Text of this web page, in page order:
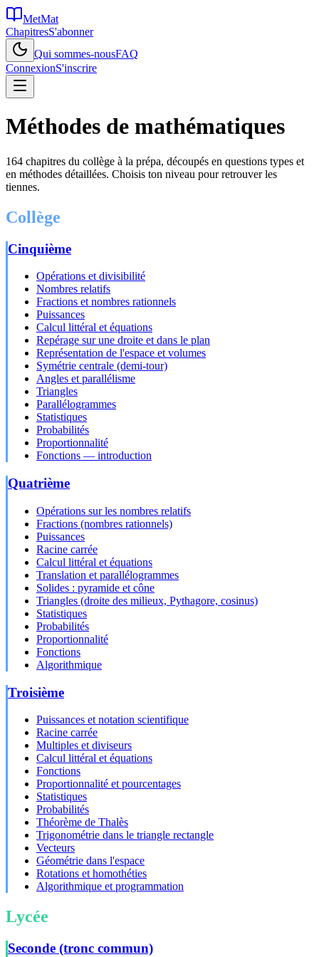
MetMat
ChapitresS'abonner
Qui sommes-nousFAQ
ConnexionS'inscrire
Méthodes de mathématiques
164 chapitres du collège à la prépa, découpés en questions types et
en méthodes détaillées. Choisis ton niveau pour retrouver les
tiennes.
Collège
Cinquième
Opérations et divisibilité
Nombres relatifs
Fractions et nombres rationnels
Puissances
Calcul littéral et équations
Repérage sur une droite et dans le plan
Représentation de l'espace et volumes
Symétrie centrale (demi-tour)
Angles et parallélisme
Triangles
Parallélogrammes
Statistiques
Probabilités
Proportionnalité
Fonctions — introduction
Quatrième
Opérations sur les nombres relatifs
Fractions (nombres rationnels)
Puissances
Racine carrée
Calcul littéral et équations
Translation et parallélogrammes
Solides : pyramide et cône
Triangles (droite des milieux, Pythagore, cosinus)
Statistiques
Probabilités
Proportionnalité
Fonctions
Algorithmique
Troisième
Puissances et notation scientifique
Racine carrée
Multiples et diviseurs
Calcul littéral et équations
Fonctions
Proportionnalité et pourcentages
Statistiques
Probabilités
Théorème de Thalès
Trigonométrie dans le triangle rectangle
Vecteurs
Géométrie dans l'espace
Rotations et homothéties
Algorithmique et programmation
Lycée
Seconde (tronc commun)